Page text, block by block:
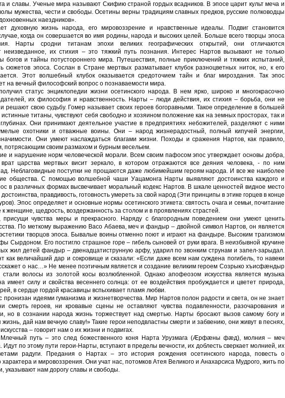
и славы. Ученые мира называют Скифию страной гордых всадников. В эпосе царит культ меча и
мужества, чести и свободы. Осетины верны традициям славных предков, русские полководцы
наездников».
духовную жизнь народа, его мировоззрение и нравственные идеалы. Подвиг становится
когда он совершается во имя родины, народа и высоких целей. Больше всего творцы эпоса
Нарты сродни титанам эпохи великих географических открытий, они отличаются
неизведанное, их стихия – это тяжкий путь познания. Интерес Нартов вызывают не только
и тайны потустороннего мира. Путешествия, полные приключений и тяжких испытаний,
сюжетов эпоса. Сослан в Стране мертвых разматывает клубок разноцветных ниток, но, к его
Этот волшебный клубок оказывается средоточием тайн и благ мироздания. Так эпос
на вечный философский вопрос о познаваемости мира.
статус энциклопедии жизни осетинского народа. В нем ярко, широко и многокрасочно
их философия и нравственность. Нарты – люди действия, их стихия – борьба, они не
решают свою судьбу. Гомер называет своих героев богоравными. Такое определение в большей
титаны, чувствуют себя свободно и хозяином положение как на земных просторах, так и
Они принимают деятельное участие в предприятиях небожителей, разделяют с ними
охотники и отважные воины. Они – народ жизнерадостный, полный кипучей энергии,
Они умеют наслаждаться благами жизни. Походы и сражения Нартов, как правило,
потрясающим своим размахом и бурным весельем.
и нарушение норм человеческой морали. Всем своим пафосом эпос утверждает основы добра,
царства мертвых висит зеркало, в котором отражаются все деяния человека, - по ним
Неблаговидные поступки не прощаются даже любимейшим героям народа. И все же наиболее
общества. С помощью волшебной чаши Уацамонга Нарты выявляют достоинства каждого и
в различных формах высвечивает моральный кодекс Нартов. В шкале ценностей видное место
правдивость, готовность умереть за свой народ (Эти принципы в этике горцев в конце
Эпос определяет и основные нормы осетинского этикета: святость очага и семьи, почитание
женщине, щедрость, воздержанность за столом и в проявлениях страстей.
чувства меры и прекрасного. Наряду с благородным поведением они умеют ценить
По меткому выражению Васо Абаева, меч и фандыр – двойной символ Нартов, он является
творцов эпоса. Бывалые воины отменно поют и играют на фандыре. Высоким трагизмом
Сырдоном. Его постигло страшное горе – гибель сыновей от руки врага. В неизбывной кручине
жил детей фандыр – двенадцатиструнную арфу, ударил по звонким струнам и запел-зарыдал.
как величайший дар и сокровище и сказали: «Если даже всем нам суждена погибель, то навеки
о нас…» Не менее поэтичным является и создание великим героем Созрыко хъисфæндыр
волосы из золотой косы возлюбленной. Однако апофеозом искусства является музыка
имеет силу и свойства весеннего солнца: от ее воздействия пробуждается и цветет природа,
в сердце гордой красавицы вспыхивает пламя любви.
пронизан идеями гуманизма и жизнетворчества. Мир Нартов полон радости и света, он не знает
героев, ни кровавые сцены не оставляют чувства подавленности, разочарования и
но в сознании народа жизнь торжествует над смертью. Нарты бросают вызов самому богу и
дай нам вечную славу!» Такие герои неподвластны смерти и забвению, они живут в песнях,
– говорит нам о их жизни и подвигах.
Млечный путь – это след божественного коня Нарта Урузмага (Æрфæны фæд), молния – меч
Идут по этому пути герои-Нарты, вступают в пределы вечности, их доблесть сверкает молнией, их
радуги. Предания о Нартах – это история рождения осетинского народа, повесть о
характера и мировоззрения. Они учат нас, потомков Атея Великого и Анахарсиса Мудрого, жить по
указывают нам дорогу славы и свободы.